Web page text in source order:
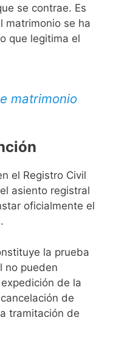
se contrae. Es
matrimonio se ha
que legitima el
matrimonio
el Registro Civil
asiento registral
oficialmente el
la prueba
no pueden
de la
de
tramitación de